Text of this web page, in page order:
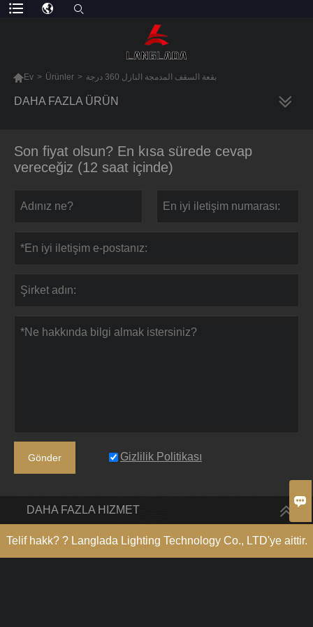
Ev > Ürünler > بقعة السقف المدمجة النازل 360 درجة
DAHA FAZLA ÜRÜN
Son fiyat olsun? En kısa sürede cevap
vereceğiz (12 saat içinde)
Gönder Gizlilik Politikası
DAHA FAZLA HIZMET
Telif hakk? ? Langlada Lighting Technology Co., LTD'ye aittir.
